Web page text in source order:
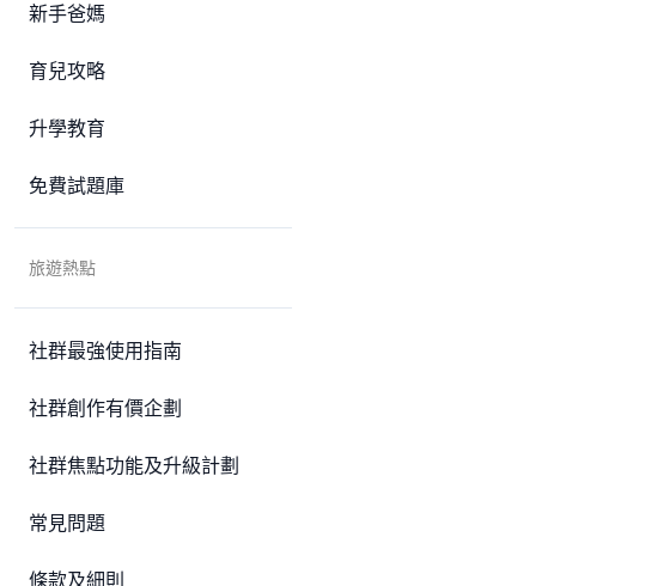
新手爸媽
育兒攻略
升學教育
免費試題庫
旅遊熱點
社群最強使用指南
社群創作有價企劃
社群焦點功能及升級計劃
常見問題
條款及細則